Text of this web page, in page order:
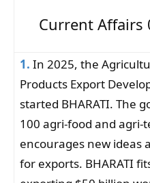
Current Affairs
1. In 2025, the
Products Export
started BHARATI. The
100 agri-food and
encourages new ideas
for exports. BHARATI